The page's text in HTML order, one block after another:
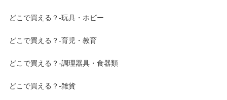
どこで買える？-玩具・ホビー
どこで買える？-育児・教育
どこで買える？-調理器具・食器類
どこで買える？-雑貨